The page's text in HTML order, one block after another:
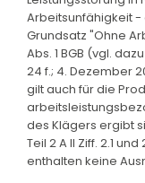
Arbeitsunfähigkeit
Grundsatz "Ohne
Abs. 1 BGB (vgl.
24 f.; 4. Dezember
gilt auch für die
des Klägers ergibt
Teil 2 A II Ziff. 2.1
enthalten keine